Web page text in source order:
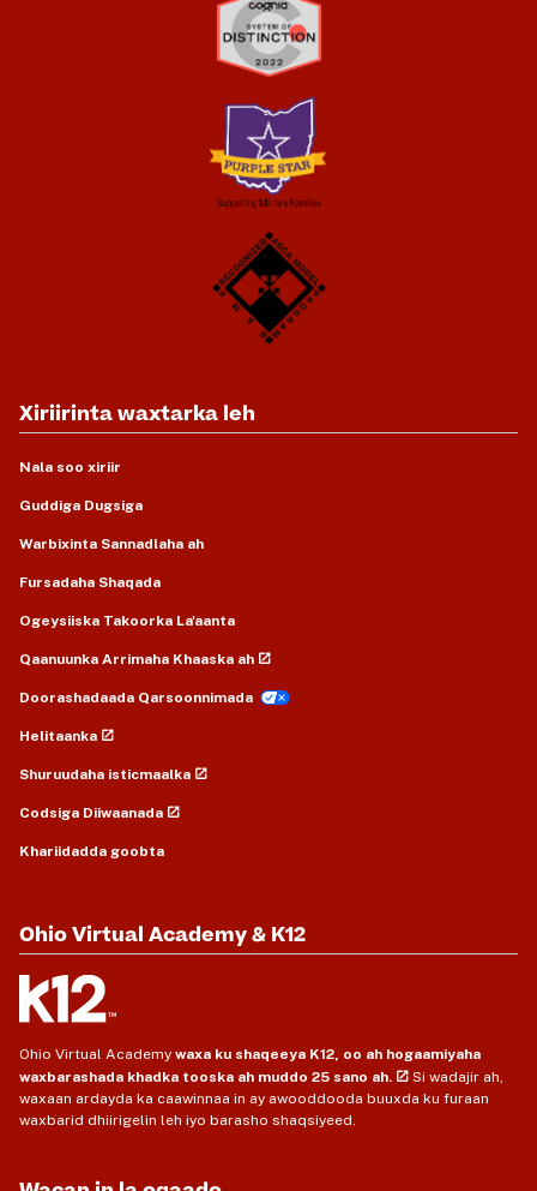
Xiriirinta waxtarka leh
Nala soo xiriir
Guddiga Dugsiga
Warbixinta Sannadlaha ah
Fursadaha Shaqada
Ogeysiiska Takoorka La'aanta
Qaanuunka Arrimaha Khaaska ah
Doorashadaada Qarsoonnimada
Helitaanka
Shuruudaha isticmaalka
Codsiga Diiwaanada
Khariidadda goobta
Ohio Virtual Academy & K12
Ohio Virtual Academy waxa ku shaqeeya K12, oo ah hogaamiyaha
waxbarashada khadka tooska ah muddo 25 sano ah.
Si wadajir ah,
waxaan ardayda ka caawinnaa in ay awooddooda buuxda ku furaan
waxbarid dhiirigelin leh iyo barasho shaqsiyeed.